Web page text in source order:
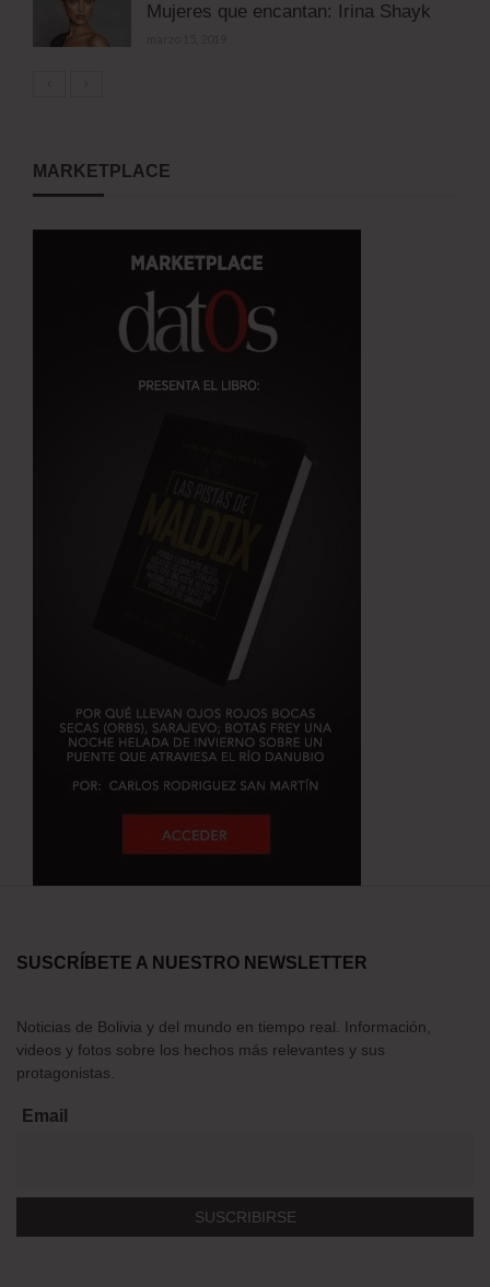
Mujeres que encantan: Irina Shayk
MARKETPLACE
SUSCRÍBETE A NUESTRO NEWSLETTER
Noticias de Bolivia y del mundo en tiempo real. Información,
videos y fotos sobre los hechos más relevantes y sus
protagonistas.
Email